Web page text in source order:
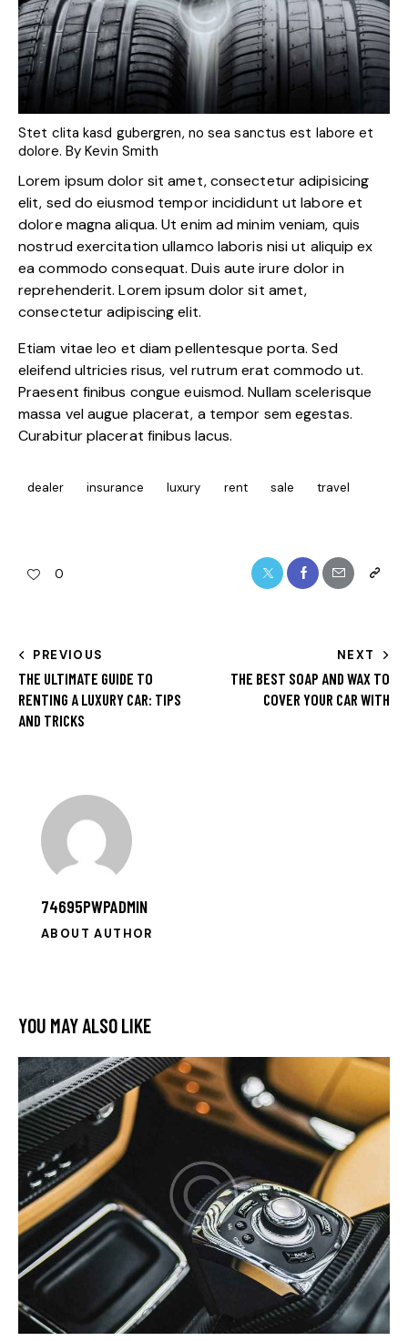
Stet clita kasd gubergren, no sea sanctus est labore et
dolore. ByKevin Smith
Lorem ipsum dolor sit amet, consectetur adipisicing
elit, sed do eiusmod tempor incididunt ut labore et
dolore magna aliqua. Ut enim ad minim veniam, quis
nostrud exercitation ullamco laboris nisi ut aliquip ex
ea commodo consequat. Duis aute irure dolor in
reprehenderit. Lorem ipsum dolor sit amet,
consectetur adipiscing elit.
Etiam vitae leo et diam pellentesque porta. Sed
eleifend ultricies risus, vel rutrum erat commodo ut.
Praesent finibus congue euismod. Nullam scelerisque
massa vel augue placerat, a tempor sem egestas.
Curabitur placerat finibus lacus.
dealer insurance luxury rent sale travel
0
PREVIOUS
THE ULTIMATE GUIDE TO
RENTING A LUXURY CAR: TIPS
AND TRICKS
NEXT
THE BEST SOAP AND WAX TO
COVER YOUR CAR WITH
74695PWPADMIN
ABOUT AUTHOR
YOU MAY ALSO LIKE